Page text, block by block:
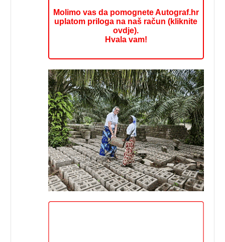
Molimo vas da pomognete Autograf.hr
uplatom priloga na naš račun (kliknite
ovdje).
Hvala vam!